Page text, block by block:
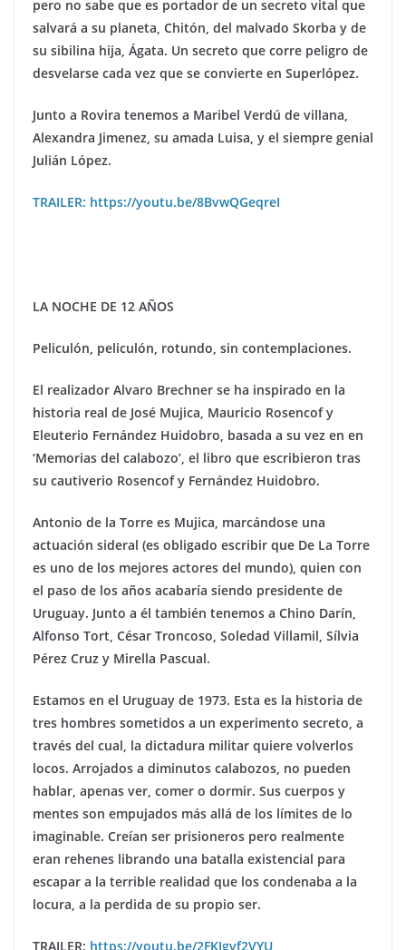
pero no sabe que es portador de un secreto vital que
salvará a su planeta, Chitón, del malvado Skorba y de
su sibilina hija, Ágata. Un secreto que corre peligro de
desvelarse cada vez que se convierte en Superlópez.
Junto a Rovira tenemos a Maribel Verdú de villana,
Alexandra Jimenez, su amada Luisa, y el siempre genial
Julián López.
TRAILER: https://youtu.be/8BvwQGeqreI
LA NOCHE DE 12 AÑOS
Peliculón, peliculón, rotundo, sin contemplaciones.
El realizador Alvaro Brechner se ha inspirado en la
historia real de José Mujica, Mauricio Rosencof y
Eleuterio Fernández Huidobro , basada a su vez en en
‘Memorias del calabozo’, el libro que escribieron tras
su cautiverio Rosencof y Fernández Huidobro.
Antonio de la Torre es Mujica, marcándose una
actuación sideral (es obligado escribir que De La Torre
es uno de los mejores actores del mundo), quien con
el paso de los años acabaría siendo presidente de
Uruguay. Junto a él también tenemos a Chino Darín,
Alfonso Tort, César Troncoso, Soledad Villamil, Sílvia
Pérez Cruz y Mirella Pascual.
Estamos en el Uruguay de 1973. Esta es la historia de
tres hombres sometidos a un experimento secreto, a
través del cual, la dictadura militar quiere volverlos
locos. Arrojados a diminutos calabozos, no pueden
hablar, apenas ver, comer o dormir. Sus cuerpos y
mentes son empujados más allá de los límites de lo
imaginable. Creían ser prisioneros pero realmente
eran rehenes librando una batalla existencial para
escapar a la terrible realidad que los condenaba a la
locura, a la perdida de su propio ser.
TRAILER: https://youtu.be/2FKIgvf2VYU